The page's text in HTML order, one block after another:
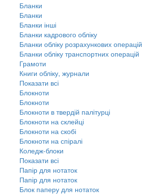
Бланки
Бланки
Бланки інші
Бланки кадрового обліку
Бланки обліку розрахункових операцій
Бланки обліку транспортних операцій
Грамоти
Книги обліку, журнали
Показати всі
Блокноти
Блокноти
Блокноти в твердій палітурці
Блокноти на склейці
Блокноти на скобі
Блокноти на спіралі
Коледж-блоки
Показати всі
Папір для нотаток
Папір для нотаток
Блок паперу для нотаток